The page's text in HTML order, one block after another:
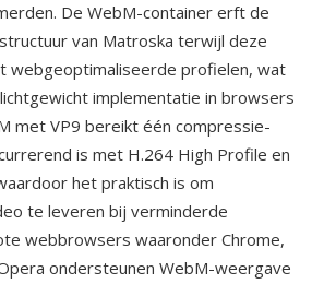
De WebM-container erft de
van Matroska terwijl deze
profielen, wat
implementatie in browsers
met VP9 bereikt één compressie-
is met H.264 High Profile en
het praktisch is om
te leveren bij verminderde
webbrowsers waaronder Chrome,
ondersteunen WebM-weergave